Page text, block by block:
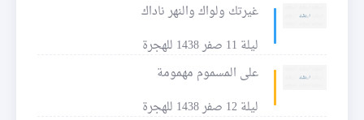
غيرتك ولواك والنهر ناداك
ليلة 11 صفر 1438 للهجرة
على المسموم مهمومة
ليلة 12 صفر 1438 للهجرة